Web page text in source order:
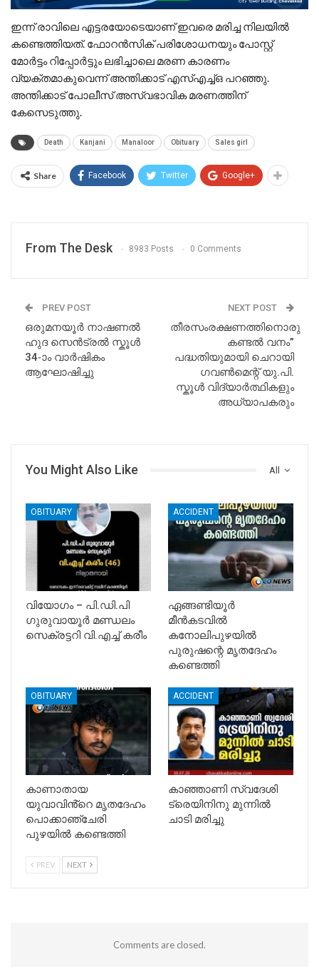
ഇന്ന് രാവിലെ എട്ടരയോടെയാണ് ഇവരെ മരിച്ച നിലയിൽ
കണ്ടെത്തിയത്. ഫോറൻസിക് പരിശോധനയും പോസ്റ്റ്
മോർട്ടം റിപ്പോർട്ടും ലഭിച്ചാലെ മരണ കാരണം
വ്യക്തമാകുവെന്ന് അന്തിക്കാട് എസ്എച്ച്ഒ പറഞ്ഞു.
അന്തിക്കാട് പോലീസ് അസ്വഭാവിക മരണത്തിന്
കേസെടുത്തു.
Death Kanjani Manaloor Obituary Sales girl
Share Facebook Twitter Google+
From The Desk 8983 Posts 0 Comments
PREV POST
ഒരുമനയൂർ നാഷണൽ
ഹുദ സെൻട്രൽ സ്കൂൾ
34-ാം വാർഷികം
ആഘോഷിച്ചു
NEXT POST
തീരസംരക്ഷണത്തിനൊരു
കണ്ടൽ വനം”
പദ്ധതിയുമായി ചെറായി
ഗവൺമെന്റ് യു.പി.
സ്കൂൾ വിദ്യാർത്ഥികളും
അധ്യാപകരും
All
You Might Also Like
OBITUARY
വിയോഗം – പി.ഡി.പി
ഗുരുവായൂർ മണ്ഡലം
സെക്രട്ടറി വി.എച്ച് കരീം
ACCIDENT
ഏങ്ങണ്ടിയൂർ
മീൻകടവിൽ
കനോലിപുഴയിൽ
പുരുഷന്റെ മൃതദേഹം
കണ്ടെത്തി
OBITUARY
കാണാതായ
യുവാവിൻ്റെ മൃതദേഹം
പൊക്കാഞ്ചേരി
പുഴയിൽ കണ്ടെത്തി
ACCIDENT
കാഞ്ഞാണി സ്വദേശി
ട്രെയിനിനു മുന്നില്‍
ചാടി മരിച്ചു
PREV NEXT
Comments are closed.